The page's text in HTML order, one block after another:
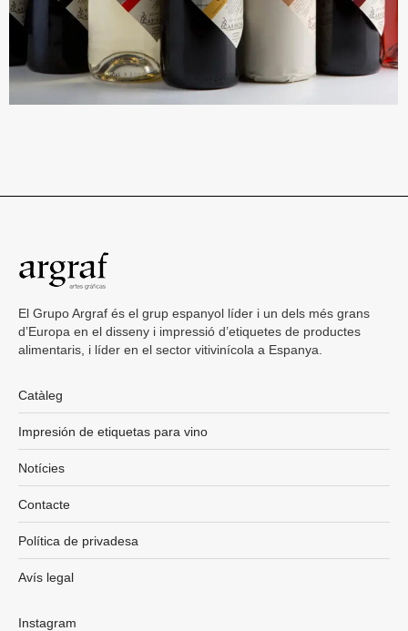
El Grupo Argraf és el grup espanyol líder i un dels més grans
d’Europa en el disseny i impressió d’etiquetes de productes
alimentaris, i líder en el sector vitivinícola a Espanya.
Catàleg
Impresión de etiquetas para vino
Notícies
Contacte
Política de privadesa
Avís legal
Instagram